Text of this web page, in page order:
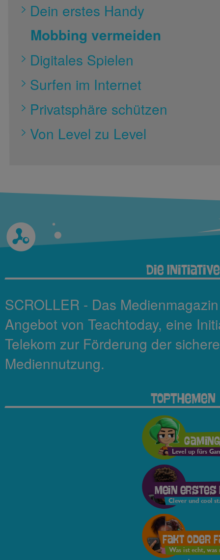
Dein erstes Handy
Mobbing vermeiden
Digitales Spielen
Surfen im Internet
Privatsphäre schützen
Von Level zu Level
Die Initiative
SCROLLER - Das
Angebot von Teachtoday, eine
Telekom zur Förderung der
Mediennutzung.
TopThemen
Gaming
Level up fürs
Mein erstes
Clever und cool
Fakt oder
Was ist echt, was